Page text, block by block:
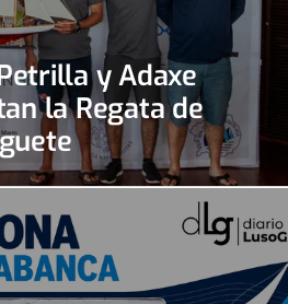
y Adaxe
la Regata de